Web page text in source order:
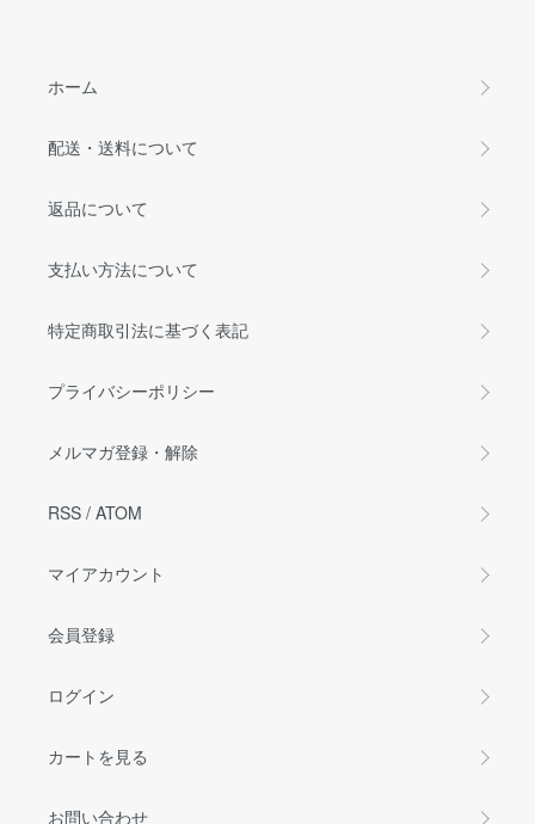
ホーム
配送・送料について
返品について
支払い方法について
特定商取引法に基づく表記
プライバシーポリシー
メルマガ登録・解除
RSS / ATOM
マイアカウント
会員登録
ログイン
カートを見る
お問い合わせ